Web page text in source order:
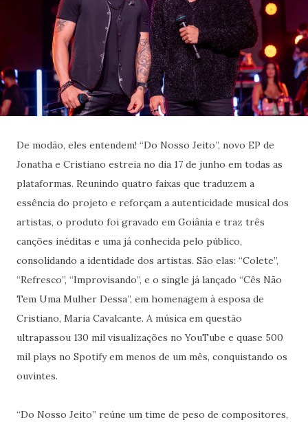
De modão, eles entendem! “Do Nosso Jeito”, novo EP de
Jonatha e Cristiano estreia no dia 17 de junho em todas as
plataformas. Reunindo quatro faixas que traduzem a
essência do projeto e reforçam a autenticidade musical dos
artistas, o produto foi gravado em Goiânia e traz três
canções inéditas e uma já conhecida pelo público,
consolidando a identidade dos artistas. São elas: “Colete”,
“Refresco”, “Improvisando”, e o single já lançado “Cês Não
Tem Uma Mulher Dessa”, em homenagem à esposa de
Cristiano, Maria Cavalcante. A música em questão
ultrapassou 130 mil visualizações no YouTube e quase 500
mil plays no Spotify em menos de um mês, conquistando os
ouvintes.
“Do Nosso Jeito” reúne um time de peso de compositores,